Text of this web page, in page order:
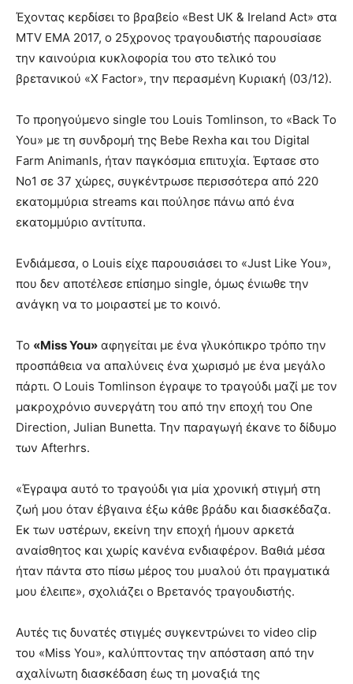
Έχοντας κερδίσει το βραβείο «Best UK & Ireland Act» στα
MTV EMA 2017, ο 25χρονος τραγουδιστής παρουσίασε
την καινούρια κυκλοφορία του στο τελικό του
βρετανικού «X Factor», την περασμένη Κυριακή (03/12).
Το προηγούμενο single του Louis Tomlinson, το «Back To
You» με τη συνδρομή της Bebe Rexha και του Digital
Farm Animanls, ήταν παγκόσμια επιτυχία. Έφτασε στο
Νο1 σε 37 χώρες, συγκέντρωσε περισσότερα από 220
εκατομμύρια streams και πούλησε πάνω από ένα
εκατομμύριο αντίτυπα.
Ενδιάμεσα, ο Louis είχε παρουσιάσει το «Just Like You»,
που δεν αποτέλεσε επίσημο single, όμως ένιωθε την
ανάγκη να το μοιραστεί με το κοινό.
Το «Miss You» αφηγείται με ένα γλυκόπικρο τρόπο την
προσπάθεια να απαλύνεις ένα χωρισμό με ένα μεγάλο
πάρτι. Ο Louis Tomlinson έγραψε το τραγούδι μαζί με τον
μακροχρόνιο συνεργάτη του από την εποχή του One
Direction, Julian Bunetta. Την παραγωγή έκανε το δίδυμο
των Afterhrs.
«Έγραψα αυτό το τραγούδι για μία χρονική στιγμή στη
ζωή μου όταν έβγαινα έξω κάθε βράδυ και διασκέδαζα.
Εκ των υστέρων, εκείνη την εποχή ήμουν αρκετά
αναίσθητος και χωρίς κανένα ενδιαφέρον. Βαθιά μέσα
ήταν πάντα στο πίσω μέρος του μυαλού ότι πραγματικά
μου έλειπε», σχολιάζει ο Βρετανός τραγουδιστής.
Αυτές τις δυνατές στιγμές συγκεντρώνει το video clip
του «Miss You», καλύπτοντας την απόσταση από την
αχαλίνωτη διασκέδαση έως τη μοναξιά της